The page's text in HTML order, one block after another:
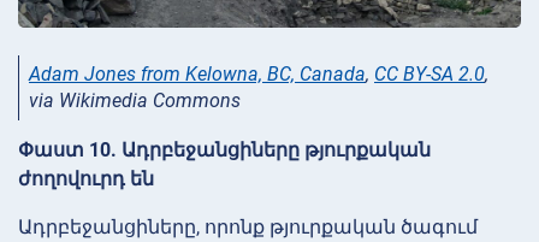
Adam Jones from Kelowna, BC, Canada, CC BY-SA 2.0,
via Wikimedia Commons
Փաստ 10. Ադրբեջանցիները թյուրքական
ժողովուրդ են
Ադրբեջանցիները, որոնք թյուրքական ծագում